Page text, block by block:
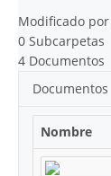
Modificado
0 Subcarpetas
4 Documentos
Documentos
Nombre